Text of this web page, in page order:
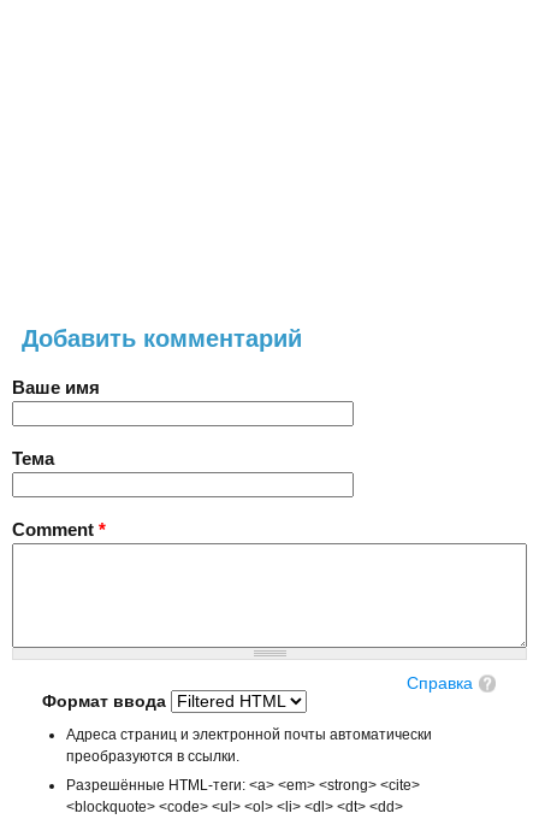
Добавить комментарий
Ваше имя
Тема
Comment *
Справка
Формат ввода
Адреса страниц и электронной почты автоматически
преобразуются в ссылки.
Разрешённые HTML-теги: <a> <em> <strong> <cite>
<blockquote> <code> <ul> <ol> <li> <dl> <dt> <dd>